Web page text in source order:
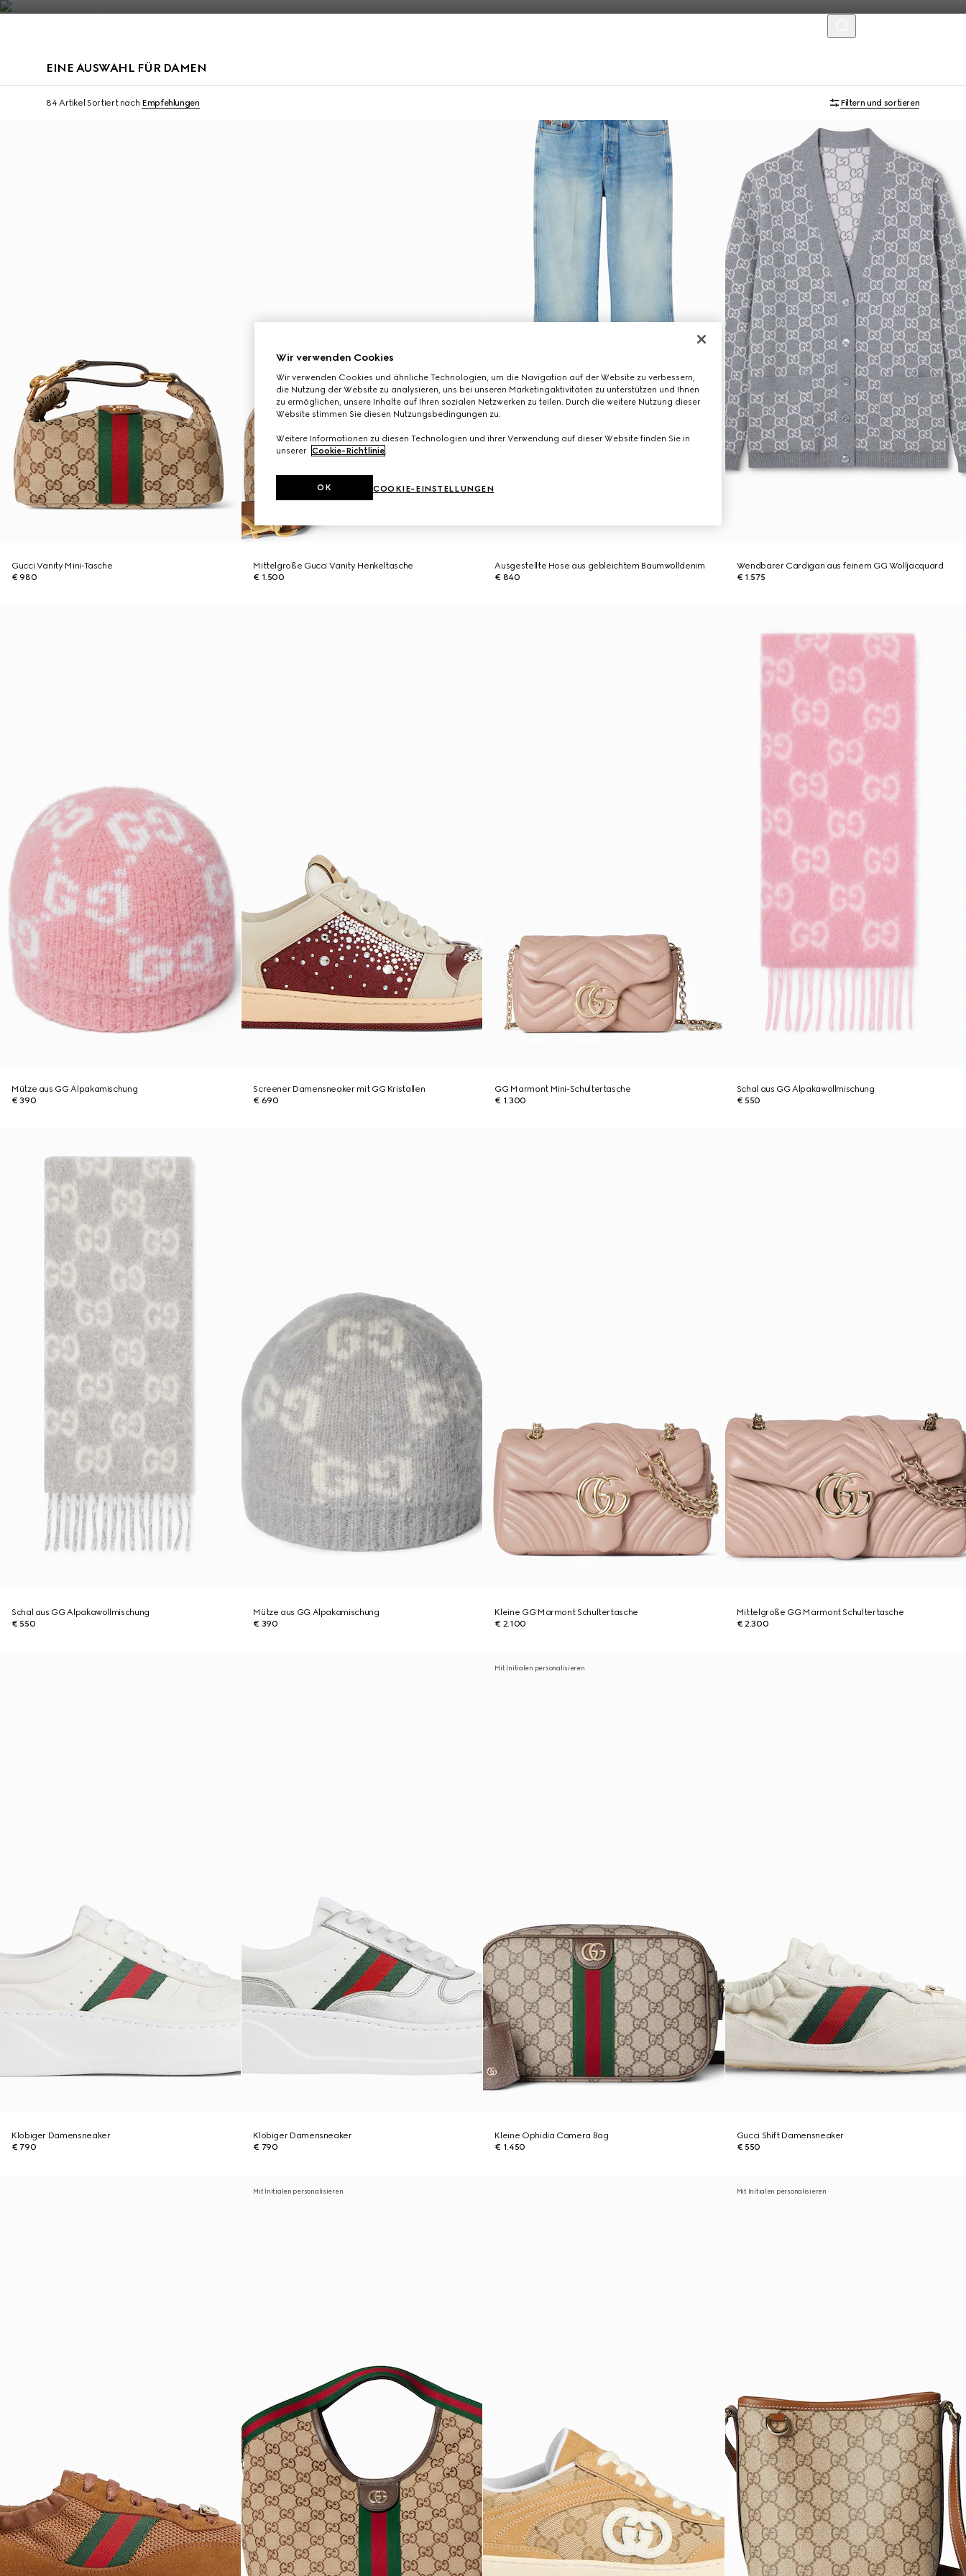
EINE AUSWAHL FÜR DAMEN
84 Artikel Sortiert nach Empfehlungen Filtern und sortieren
Mit Initialen personalisieren
Gucci Vanity Mini-Tasche
€ 980
Mittelgroße Gucci Vanity Henkeltasche
€ 1.500
Ausgestellte Hose aus gebleichtem Baumwolldenim
€ 840
Wendbarer Cardigan aus feinem GG Wolljacquard
€ 1.575
Mütze aus GG Alpakamischung
€ 390
Screener Damensneaker mit GG Kristallen
€ 690
GG Marmont Mini-Schultertasche
€ 1.300
Schal aus GG Alpakawollmischung
€ 550
Schal aus GG Alpakawollmischung
€ 550
Mütze aus GG Alpakamischung
€ 390
Kleine GG Marmont Schultertasche
€ 2.100
Mittelgroße GG Marmont Schultertasche
€ 2.300
Klobiger Damensneaker
€ 790
Klobiger Damensneaker
€ 790
Mit Initialen personalisieren
Kleine Ophidia Camera Bag
€ 1.450
Gucci Shift Damensneaker
€ 550
Mit Initialen personalisieren Mit Initialen personalisieren
Wir verwenden Cookies
Wir verwenden Cookies und ähnliche Technologien, um die Navigation auf der Website zu verbessern,
die Nutzung der Website zu analysieren, uns bei unseren Marketingaktivitäten zu unterstützen und Ihnen
zu ermöglichen, unsere Inhalte auf Ihren sozialen Netzwerken zu teilen. Durch die weitere Nutzung dieser
Website stimmen Sie diesen Nutzungsbedingungen zu.
Weitere Informationen zu diesen Technologien und ihrer Verwendung auf dieser Website finden Sie in
unserer Cookie-Richtlinie.
COOKIE-EINSTELLUNGEN
OK